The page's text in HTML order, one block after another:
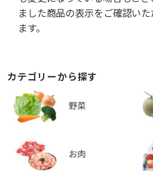
ました商品の表示をご確認い
ます。
カテゴリーから探す